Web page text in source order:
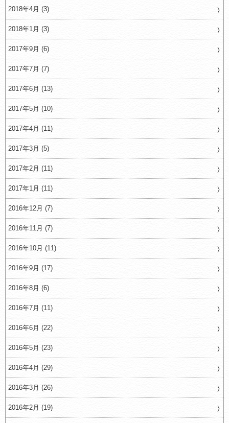
2018年4月 (3)
2018年1月 (3)
2017年9月 (6)
2017年7月 (7)
2017年6月 (13)
2017年5月 (10)
2017年4月 (11)
2017年3月 (5)
2017年2月 (11)
2017年1月 (11)
2016年12月 (7)
2016年11月 (7)
2016年10月 (11)
2016年9月 (17)
2016年8月 (6)
2016年7月 (11)
2016年6月 (22)
2016年5月 (23)
2016年4月 (29)
2016年3月 (26)
2016年2月 (19)